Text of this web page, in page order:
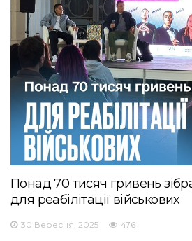
Понад 70 тисяч гривень
для реабілітації військових
30 Вересня, 2025 476